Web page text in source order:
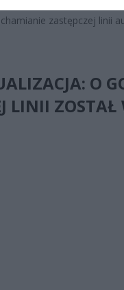
zastępczej linii
O
LINII